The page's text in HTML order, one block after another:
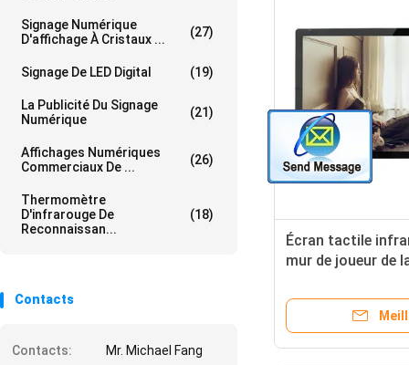
Signage Numérique
D'affichage À Cristaux ...
(27)
Signage De LED Digital (19)
La Publicité Du Signage
Numérique
(21)
Affichages Numériques
Commerciaux De ...
(26)
Thermomètre
D'infrarouge De
Reconnaissan...
(18)
Contacts
Contacts:
Mr. Michael Fang
Écran tactile
mur de joueur de